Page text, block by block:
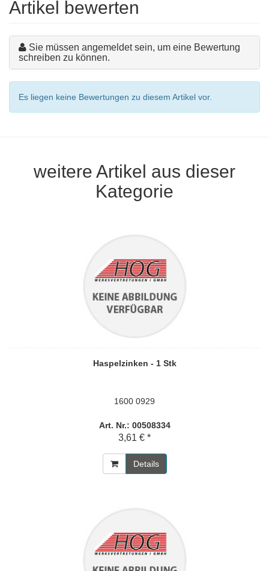
Artikel bewerten
Sie müssen angemeldet sein, um eine Bewertung
schreiben zu können.
Es liegen keine Bewertungen zu diesem Artikel vor.
weitere Artikel aus dieser
Kategorie
Haspelzinken - 1 Stk
1600 0929
Art. Nr.: 00508334
3,61 € *
Details